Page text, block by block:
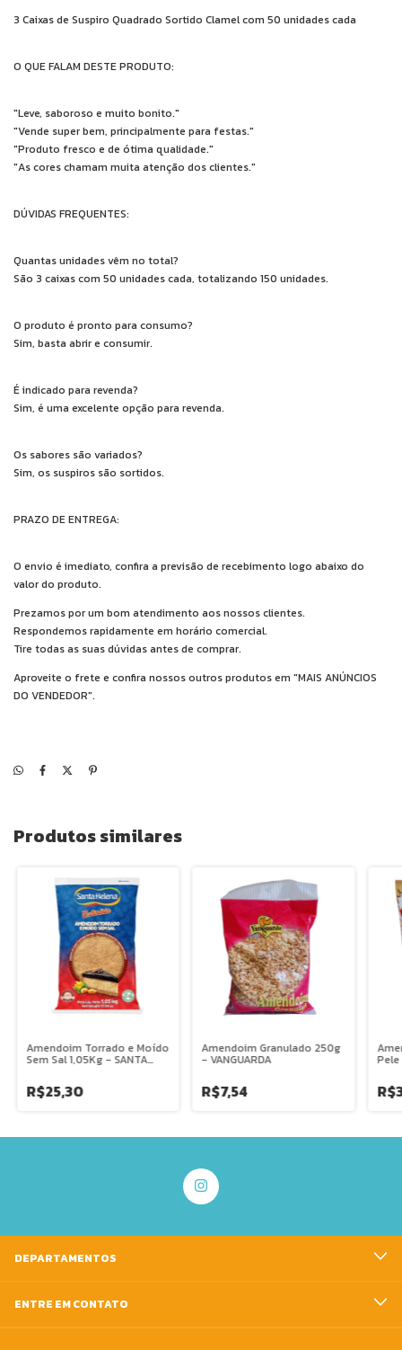
3 Caixas de Suspiro Quadrado Sortido Clamel com 50 unidades cada
O QUE FALAM DESTE PRODUTO:
"Leve, saboroso e muito bonito."
"Vende super bem, principalmente para festas."
"Produto fresco e de ótima qualidade."
"As cores chamam muita atenção dos clientes."
DÚVIDAS FREQUENTES:
Quantas unidades vêm no total?
São 3 caixas com 50 unidades cada, totalizando 150 unidades.
O produto é pronto para consumo?
Sim, basta abrir e consumir.
É indicado para revenda?
Sim, é uma excelente opção para revenda.
Os sabores são variados?
Sim, os suspiros são sortidos.
PRAZO DE ENTREGA:
O envio é imediato, confira a previsão de recebimento logo abaixo do
valor do produto.
Prezamos por um bom atendimento aos nossos clientes.
Respondemos rapidamente em horário comercial.
Tire todas as suas dúvidas antes de comprar.
Aproveite o frete e confira nossos outros produtos em "MAIS ANÚNCIOS
DO VENDEDOR".
Produtos similares
Amendoim Torrado e Moído
Sem Sal 1,05Kg - SANTA
R$25,30
Amendoim Granulado 250g
- VANGUARDA
R$7,54
Pele
DEPARTAMENTOS
ENTRE EM CONTATO